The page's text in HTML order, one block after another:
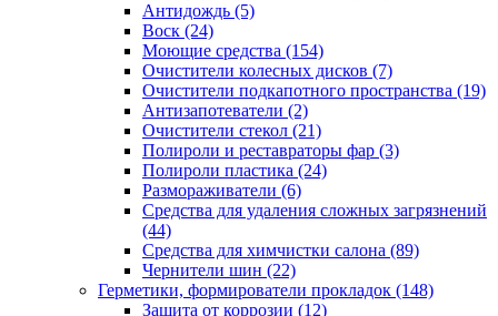
Антидождь (5)
Воск (24)
Моющие средства (154)
Очистители колесных дисков (7)
Очистители подкапотного пространства (19)
Антизапотеватели (2)
Очистители стекол (21)
Полироли и реставраторы фар (3)
Полироли пластика (24)
Размораживатели (6)
Средства для удаления сложных загрязнений
(44)
Средства для химчистки салона (89)
Чернители шин (22)
Герметики, формирователи прокладок (148)
Защита от коррозии (12)